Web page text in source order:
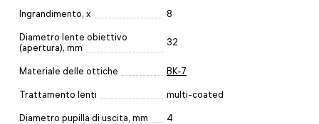
Ingrandimento, x 8
Diametro lente obiettivo
(apertura), mm
32
Materiale delle ottiche BK-7
Trattamento lenti multi-coated
Diametro pupilla di uscita, mm 4